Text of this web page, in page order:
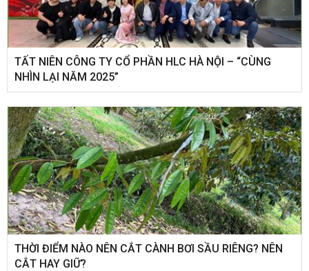
​TẤT NIÊN CÔNG TY CỔ PHẦN HLC HÀ NỘI – “CÙNG
NHÌN LẠI NĂM 2025”
THỜI ĐIỂM NÀO NÊN CẮT CÀNH BƠI SẦU RIÊNG? NÊN
CẮT HAY GIỮ?